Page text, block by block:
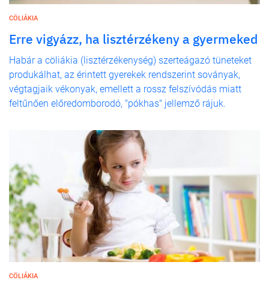
CÖLIÁKIA
Erre vigyázz, ha lisztérzékeny a gyermeked
Habár a cöliákia (lisztérzékenység) szerteágazó tüneteket
produkálhat, az érintett gyerekek rendszerint soványak,
végtagjaik vékonyak, emellett a rossz felszívódás miatt
feltűnően előredomborodó, "pókhas" jellemző rájuk.
CÖLIÁKIA